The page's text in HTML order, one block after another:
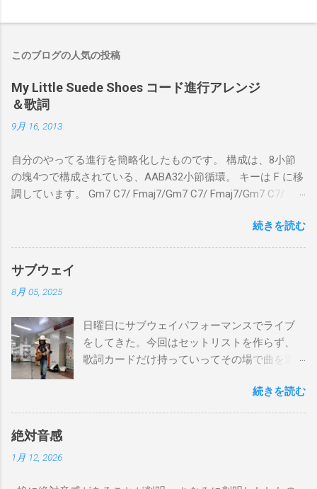
このブログの人気の投稿
My Little Suede Shoes コード進行アレンジ
＆歌詞
9月 16, 2013
自分のやってる進行を簡略化したものです。 構成は、8小節
の塊4つで構成されている、AABA32小節循環。 キーは F に移
調しています。 Gm7 C7/ Fmaj7/Gm7 C7/ Fmaj7/Gm7 C7/
Fmaj7/Gm7 C7/ Am7 D7/Gm7 C7/ Fmaj7/ Bbmaj7/Am7
Abm7/Gm7 C7/Fmaj7/Bbmaj7/Am7 Abm7/Gm7 C7/Fmaj7/
Gm7 C7/ Fmaj7/Gm7 C7/ Fmaj7/Gm7 C7/ Am7 D7/Gm7 C7/
Fmaj7/ Gm7 C7 Fmaj7 僕のスエードシューズ Gm7
C7 Fmaj7 黒いスエードシューズ Gm7 C7 Am
のも一緒さ Gm7 C7 Fmaj7 僕のスウェードシューズ
Gm7 C7 Fmaj7 先の尖ったシューズ Gm7 C7
Am7 とてもカッコいいのさ D7 Gm7 C7 Fmaj7 いつも気分
最高 Bbmaj7 Am7 Abm7 こい...
続きを読む
サブウェイ
8月 05, 2025
日曜日にサブウェイパフォーマンスでライブ
をしてきた。今回はセットリストを作らず、
歌詞カードだけ持っていってその場で曲を選
をやった。でも、曲選びにかなりの時間を使
ったし、ライブの流れを良くするためにもセ
続きを読む
絶対音感
1月 12, 2026